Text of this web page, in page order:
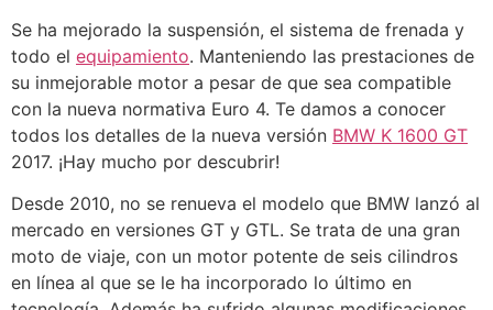
Se ha mejorado la suspensión, el sistema de frenada y
todo el equipamiento. Manteniendo las prestaciones de
su inmejorable motor a pesar de que sea compatible
con la nueva normativa Euro 4. Te damos a conocer
todos los detalles de la nueva versión BMW K 1600 GT
2017. ¡Hay mucho por descubrir!
Desde 2010, no se renueva el modelo que BMW lanzó al
mercado en versiones GT y GTL. Se trata de una gran
moto de viaje, con un motor potente de seis cilindros
en línea al que se le ha incorporado lo último en